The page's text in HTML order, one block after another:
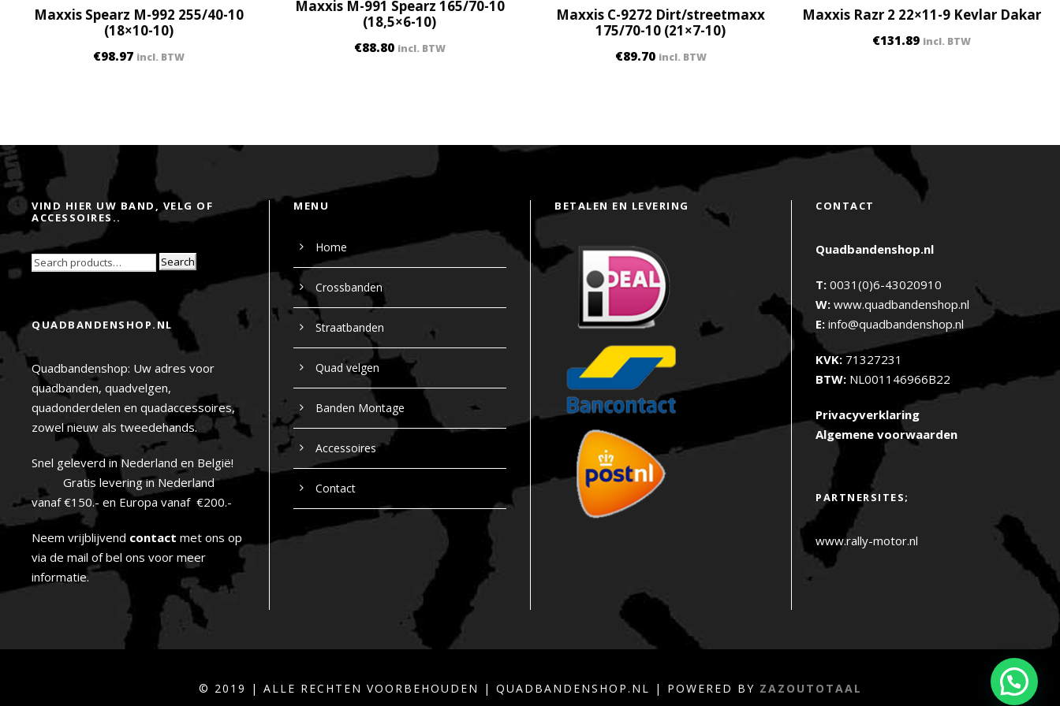
e
6
m
i
Maxxis Spearz M-992 255/40-10
(18×10-10)
€98.97 incl. BTW
Maxxis M-991 Spearz 165/70-10
(18,5×6-10)
€88.80 incl. BTW
Maxxis C-9272 Dirt/streetmaxx
175/70-10 (21×7-10)
€89.70 incl. BTW
Maxxis Razr 2 22×11-9 Kevlar Dakar
€131.89 incl. BTW
VIND HIER UW BAND, VELG OF
ACCESSOIRES..
Search
QUADBANDENSHOP.NL
Quadbandenshop: Uw adres voor
quadbanden, quadvelgen,
quadonderdelen en quadaccessoires,
zowel nieuw als tweedehands.
Snel geleverd in Nederland en België!
Gratis levering in Nederland
vanaf €150.- en Europa vanaf €200.-
Neem vrijblijvend contact met ons op
via de mail of bel ons voor meer
informatie.
MENU
Home
Crossbanden
Straatbanden
Quad velgen
Banden Montage
Accessoires
Contact
BETALEN EN LEVERING CONTACT
Quadbandenshop.nl
T: 0031(0)6-43020910
W: www.quadbandenshop.nl
E: info@quadbandenshop.nl
KVK: 71327231
BTW: NL001146966B22
Privacyverklaring
Algemene voorwaarden
PARTNERSITES;
www.rally-motor.nl
© 2019 | ALLE RECHTEN VOORBEHOUDEN | QUADBANDENSHOP.NL | POWERED BY ZAZOUTOTAAL